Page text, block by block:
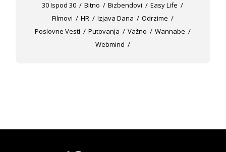
30 Ispod 30 Bitno Bizbendovi
Easy Life
Filmovi
HR Izjava Dana
Odrzime
Poslovne Vesti
Putovanja Važno
Wannabe
Webmind